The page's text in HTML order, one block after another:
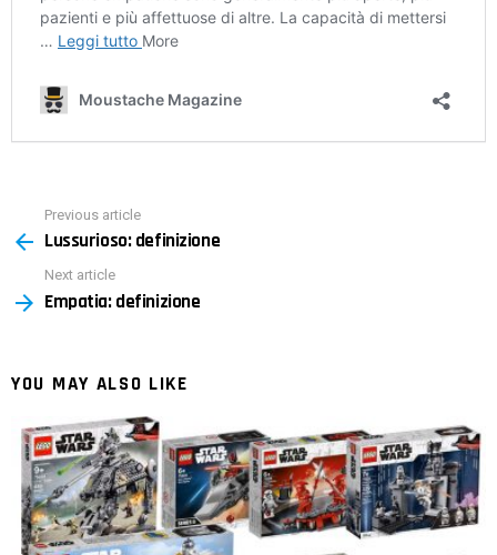
more
Previous article
Lussurioso: definizione
Next article
Empatia: definizione
YOU MAY ALSO LIKE